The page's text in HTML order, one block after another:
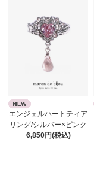
エンジェルハートティア
リング/シルバー×ピンク
6,850円(税込)